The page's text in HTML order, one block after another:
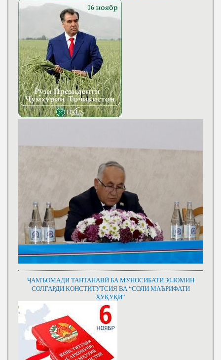
ҶАМЪОМАДИ ТАНТАНАВӢ БА МУНОСИБАТИ 30-ЮМИН
СОЛГАРДИ КОНСТИТУТСИЯ ВА “СОЛИ МАЪРИФАТИ
ҲУҚУҚӢ”